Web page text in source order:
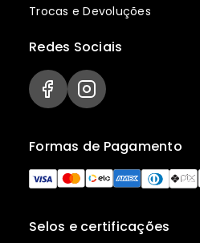
Trocas e Devoluções
Selos e certificações
Formas de Pagamento
Redes Sociais